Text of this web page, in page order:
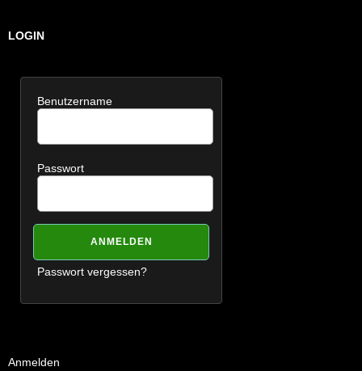
LOGIN
Benutzername
Passwort
Passwort vergessen?
Anmelden